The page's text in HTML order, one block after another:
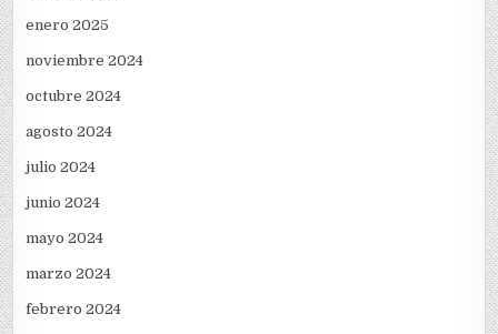
enero 2025
noviembre 2024
octubre 2024
agosto 2024
julio 2024
junio 2024
mayo 2024
marzo 2024
febrero 2024